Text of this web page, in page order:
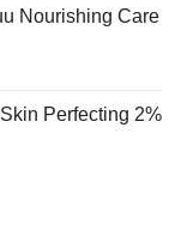
Nourishing Care
Perfecting 2%